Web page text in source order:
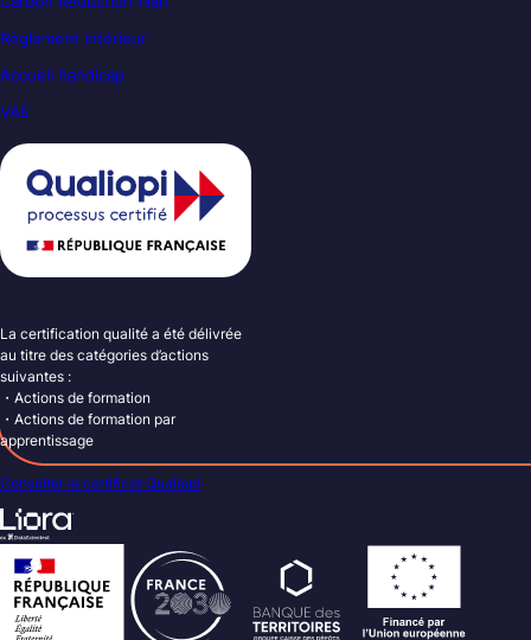
Règlement intérieur
Accueil handicap
VAE
La certification qualité a été délivrée
au titre des catégories d’actions
suivantes :
・Actions de formation
・Actions de formation par
apprentissage
Consulter le certificat Qualiopi